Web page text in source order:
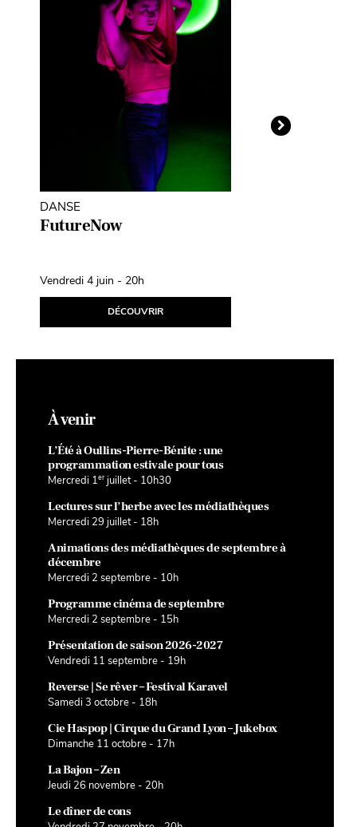
DANSE
FutureNow
Vendredi 4 juin - 20h
DÉCOUVRIR
À venir
L’Été à Oullins-Pierre-Bénite : une
programmation estivale pour tous
Mercredi 1er juillet - 10h30
Lectures sur l’herbe avec les médiathèques
Mercredi 29 juillet - 18h
Animations des médiathèques de septembre à
décembre
Mercredi 2 septembre - 10h
Programme cinéma de septembre
Mercredi 2 septembre - 15h
Présentation de saison 2026-2027
Vendredi 11 septembre - 19h
Reverse | Se rêver – Festival Karavel
Samedi 3 octobre - 18h
Cie Haspop | Cirque du Grand Lyon – Jukebox
Dimanche 11 octobre - 17h
La Bajon – Zen
Jeudi 26 novembre - 20h
Le dîner de cons